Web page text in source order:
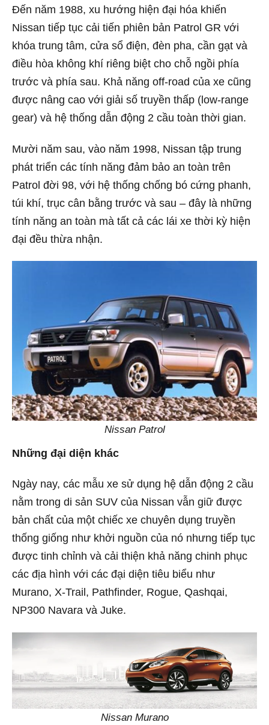
Đến năm 1988, xu hướng hiện đại hóa khiến
Nissan tiếp tục cải tiến phiên bản Patrol GR với
khóa trung tâm, cửa sổ điện, đèn pha, cần gạt và
điều hòa không khí riêng biệt cho chỗ ngồi phía
trước và phía sau. Khả năng off-road của xe cũng
được nâng cao với giải số truyền thấp (low-range
gear) và hệ thống dẫn động 2 cầu toàn thời gian.
Mười năm sau, vào năm 1998, Nissan tập trung
phát triển các tính năng đảm bảo an toàn trên
Patrol đời 98, với hệ thống chống bó cứng phanh,
túi khí, trục cân bằng trước và sau – đây là những
tính năng an toàn mà tất cả các lái xe thời kỳ hiện
đại đều thừa nhận.
Nissan Patrol
Những đại diện khác
Ngày nay, các mẫu xe sử dụng hệ dẫn động 2 cầu
nằm trong di sản SUV của Nissan vẫn giữ được
bản chất của một chiếc xe chuyên dụng truyền
thống giống như khởi nguồn của nó nhưng tiếp tục
được tinh chỉnh và cải thiện khả năng chinh phục
các địa hình với các đại diện tiêu biểu như
Murano, X-Trail, Pathfinder, Rogue, Qashqai,
NP300 Navara và Juke.
Nissan Murano